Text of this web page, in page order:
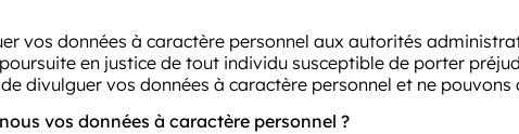
vos données à caractère personnel aux autorités
en justice de tout individu susceptible de porter
divulguer vos données à caractère personnel et ne pouvons
vos données à caractère personnel ?